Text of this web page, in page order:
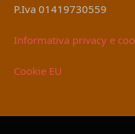
P.Iva 01419730559
Informativa privacy e
Cookie EU